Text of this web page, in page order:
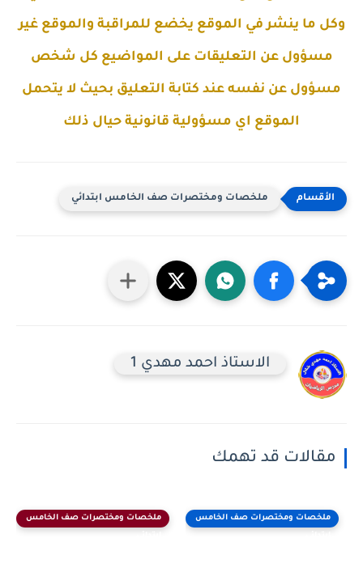
وكل ما ينشر في الموقع يخضع للمراقبة والموقع غير
مسؤول عن التعليقات على المواضيع كل شخص
مسؤول عن نفسه عند كتابة التعليق بحيث لا يتحمل
الموقع اي مسؤولية قانونية حيال ذلك
ملخصات ومختصرات صف الخامس ابتدائي
الاستاذ احمد مهدي 1
مقالات قد تهمك
ملخصات ومختصرات صف الخامس
ملخصات ومختصرات صف الخامس